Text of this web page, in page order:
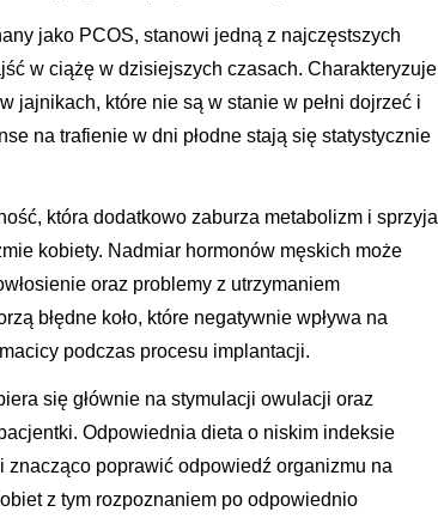
jako PCOS, stanowi jedną z najczęstszych
w ciążę w dzisiejszych czasach. Charakteryzuje
jajnikach, które nie są w stanie w pełni dojrzeć i
na trafienie w dni płodne stają się statystycznie
która dodatkowo zaburza metabolizm i sprzyja
kobiety. Nadmiar hormonów męskich może
oraz problemy z utrzymaniem
błędne koło, które negatywnie wpływa na
podczas procesu implantacji.
się głównie na stymulacji owulacji oraz
Odpowiednia dieta o niskim indeksie
poprawić odpowiedź organizmu na
z tym rozpoznaniem po odpowiednio